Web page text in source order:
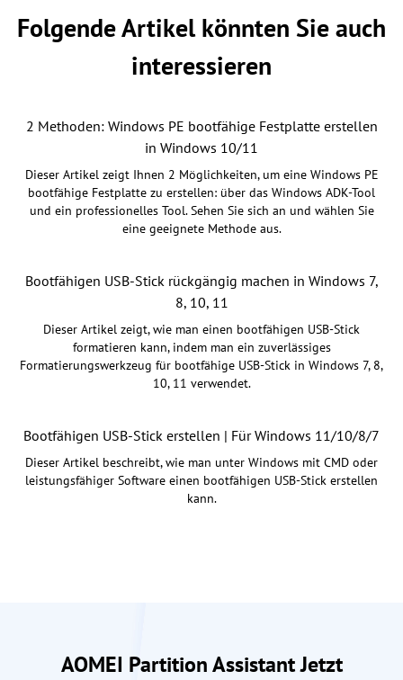
Folgende Artikel könnten Sie auch
interessieren
2 Methoden: Windows PE bootfähige Festplatte erstellen
in Windows 10/11
Dieser Artikel zeigt Ihnen 2 Möglichkeiten, um eine Windows PE
bootfähige Festplatte zu erstellen: über das Windows ADK-Tool
und ein professionelles Tool. Sehen Sie sich an und wählen Sie
eine geeignete Methode aus.
Bootfähigen USB-Stick rückgängig machen in Windows 7,
8, 10, 11
Dieser Artikel zeigt, wie man einen bootfähigen USB-Stick
formatieren kann, indem man ein zuverlässiges
Formatierungswerkzeug für bootfähige USB-Stick in Windows 7, 8,
10, 11 verwendet.
Bootfähigen USB-Stick erstellen | Für Windows 11/10/8/7
Dieser Artikel beschreibt, wie man unter Windows mit CMD oder
leistungsfähiger Software einen bootfähigen USB-Stick erstellen
kann.
AOMEI Partition Assistant Jetzt